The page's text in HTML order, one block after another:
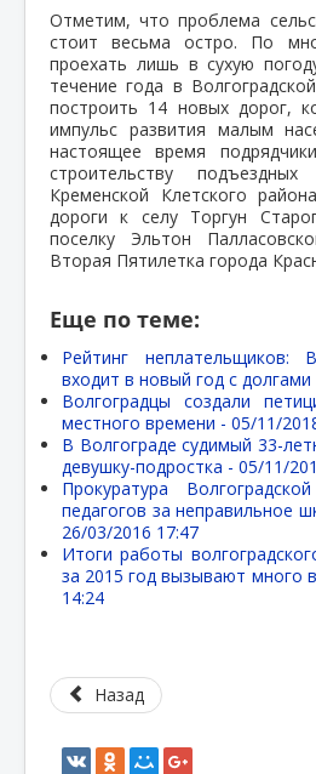
Отметим, что проблема
стоит весьма остро. По
проехать лишь в сухую
течение года в
построить 14 новых дорог,
импульс развития малым
настоящее время
строительству
Кременской Клетского
дороги к селу Торгун
поселку Эльтон
Вторая Пятилетка города
Еще по теме:
Рейтинг неплательщиков:
входит в новый год с долгами
Волгоградцы создали
местного времени - 05/11/
В Волгограде судимый 33-
девушку-подростка - 05/11/
Прокуратура
педагогов за неправильное
26/03/2016 17:47
Итоги работы
за 2015 год вызывают много
14:24
Назад